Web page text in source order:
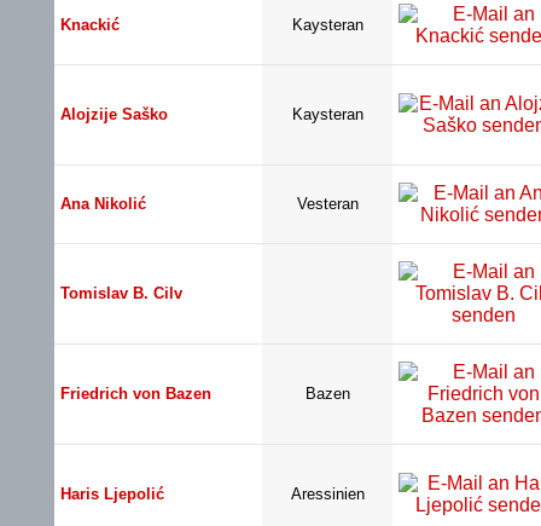
Knackić Kaysteran
Alojzije Saško Kaysteran
Ana Nikolić Vesteran
Tomislav B. Cilv
Friedrich von Bazen Bazen
Haris Ljepolić Aressinien